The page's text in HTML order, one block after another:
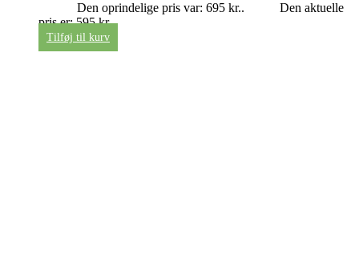
Den oprindelige pris var: 695 kr..
Den aktuelle
pris er: 595 kr..
Tilføj til kurv